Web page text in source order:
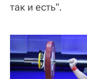
так и есть".